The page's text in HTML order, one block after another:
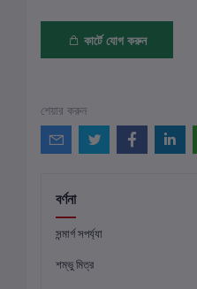
কার্টে যোগ করুন
শেয়ার করুন
বর্ণনা
সন্মার্গ সপর্য্যা
শম্ভু মিত্র